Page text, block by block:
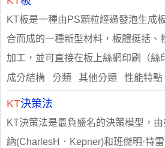
KT板是一種由PS顆粒經過發泡生成
合而成的一種新型材料，板體挺括、
加工，並可直接在板上絲網印刷（絲
成分結構 分類 其他分類 性能特點
KT決策法
KT決策法是最負盛名的決策模型，由
納(CharlesH．Kepner)和班傑明·特